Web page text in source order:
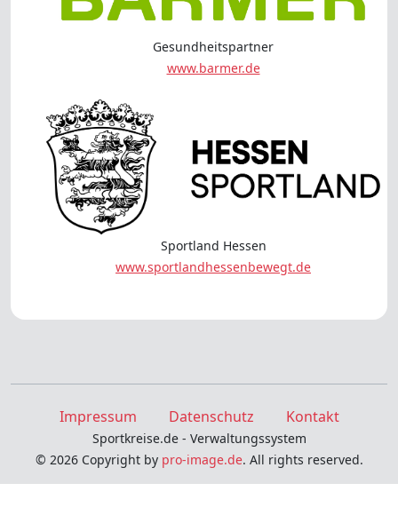
Gesundheitspartner
www.barmer.de
Sportland Hessen
www.sportlandhessenbewegt.de
Impressum Datenschutz Kontakt
Sportkreise.de - Verwaltungssystem
© 2026 Copyright by pro-image.de. All rights reserved.